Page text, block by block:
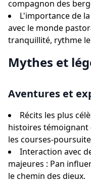
compagnon des
L'importance de
avec le monde
tranquillité, rythme
Mythes et
Aventures et
Récits les plus
histoires témoignant
les courses-
Interaction avec
majeures : Pan
le chemin des dieux.